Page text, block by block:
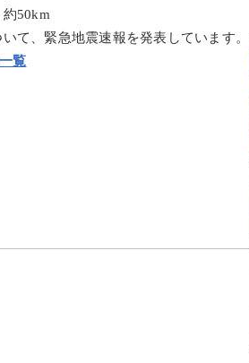
50km
て、緊急地震速報を発表しています。
覧